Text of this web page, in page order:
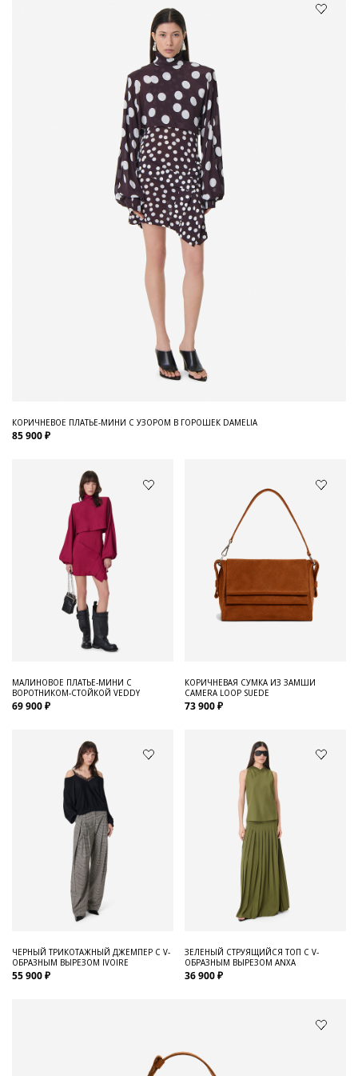
КОРИЧНЕВОЕ ПЛАТЬЕ-МИНИ С УЗОРОМ В ГОРОШЕК DAMELIA
85 900 ₽
МАЛИНОВОЕ ПЛАТЬЕ-МИНИ С
ВОРОТНИКОМ-СТОЙКОЙ VEDDY
69 900 ₽
КОРИЧНЕВАЯ СУМКА ИЗ ЗАМШИ
CAMERA LOOP SUEDE
73 900 ₽
ЧЕРНЫЙ ТРИКОТАЖНЫЙ ДЖЕМПЕР С V-
ОБРАЗНЫМ ВЫРЕЗОМ IVOIRE
55 900 ₽
ЗЕЛЕНЫЙ СТРУЯЩИЙСЯ ТОП С V-
ОБРАЗНЫМ ВЫРЕЗОМ ANXA
36 900 ₽